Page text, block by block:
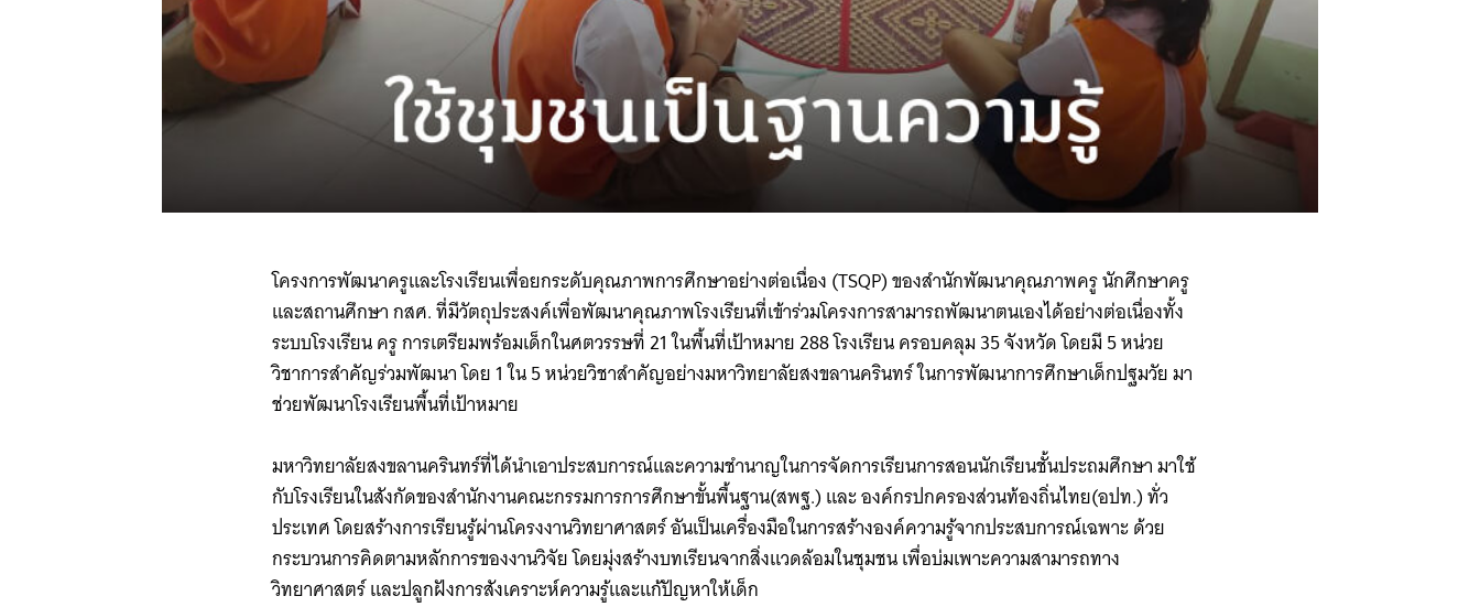
โครงการพัฒนาครูและโรงเรียนเพื่อยกระดับคุณภาพการศึกษาอย่างต่อเนื่อง (TSQP) ของสำนักพัฒนาคุณภาพครู นักศึกษาครู
และสถานศึกษา กสศ. ที่มีวัตถุประสงค์เพื่อพัฒนาคุณภาพโรงเรียนที่เข้าร่วมโครงการสามารถพัฒนาตนเองได้อย่างต่อเนื่องทั้ง
ระบบโรงเรียน ครู การเตรียมพร้อมเด็กในศตวรรษที่ 21 ในพื้นที่เป้าหมาย 288 โรงเรียน ครอบคลุม 35 จังหวัด โดยมี 5 หน่วย
วิชาการสำคัญร่วมพัฒนา โดย 1 ใน 5 หน่วยวิชาสำคัญอย่างมหาวิทยาลัยสงขลานครินทร์ ในการพัฒนาการศึกษาเด็กปฐมวัย มา
ช่วยพัฒนาโรงเรียนพื้นที่เป้าหมาย
มหาวิทยาลัยสงขลานครินทร์ที่ได้นำเอาประสบการณ์และความชำนาญในการจัดการเรียนการสอนนักเรียนชั้นประถมศึกษา มาใช้
กับโรงเรียนในสังกัดของสำนักงานคณะกรรมการการศึกษาขั้นพื้นฐาน(สพฐ.) และ องค์กรปกครองส่วนท้องถิ่นไทย(อปท.) ทั่ว
ประเทศ โดยสร้างการเรียนรู้ผ่านโครงงานวิทยาศาสตร์ อันเป็นเครื่องมือในการสร้างองค์ความรู้จากประสบการณ์เฉพาะ ด้วย
กระบวนการคิดตามหลักการของงานวิจัย โดยมุ่งสร้างบทเรียนจากสิ่งแวดล้อมในชุมชน เพื่อบ่มเพาะความสามารถทาง
วิทยาศาสตร์ และปลูกฝังการสังเคราะห์ความรู้และแก้ปัญหาให้เด็ก